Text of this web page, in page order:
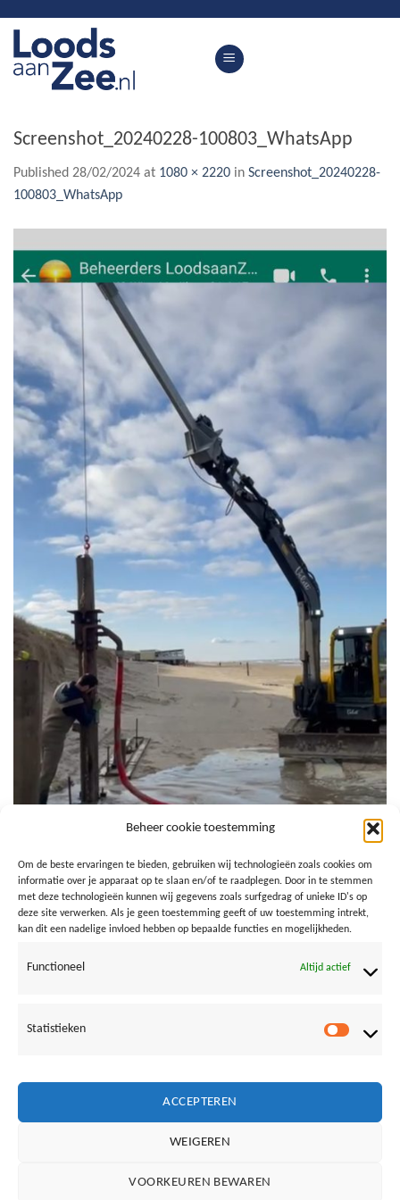
Beheer cookie toestemming
Om de beste ervaringen te bieden, gebruiken wij technologieën zoals cookies om
informatie over je apparaat op te slaan en/of te raadplegen. Door in te stemmen
met deze technologieën kunnen wij gegevens zoals surfgedrag of unieke ID's op
deze site verwerken. Als je geen toestemming geeft of uw toestemming intrekt,
kan dit een nadelige invloed hebben op bepaalde functies en mogelijkheden.
Functioneel Altijd actief
Statistieken
ACCEPTEREN
WEIGEREN
VOORKEUREN BEWAREN
content
Screenshot_20240228-100803_WhatsApp
Published 28/02/2024 at 1080 × 2220 in Screenshot_20240228-
100803_WhatsApp
Both comments and trackbacks are currently closed.
Next→
Vrienden van Loods aan Zee: